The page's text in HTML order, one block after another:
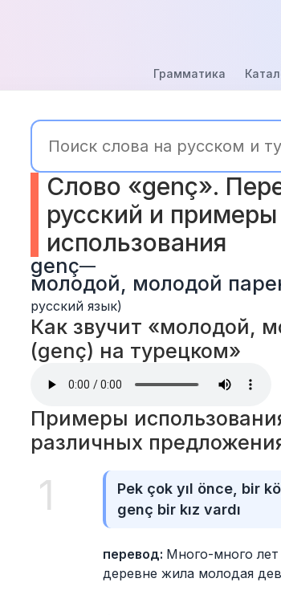
Грамматика
Слово «genç».
русский и примеры
использования
genç—
молодой, молодой
русский язык)
Как звучит «молодой,
(genç) на турецком»
Примеры
различных
1
Pek çok yıl önce, bir
genç bir kız vardı
перевод: Много-много
деревне жила молодая